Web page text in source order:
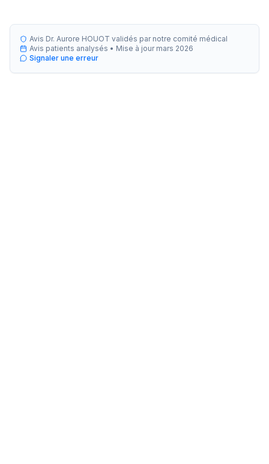
Avis Dr. Aurore HOUOT validés par notre comité médical
Avis patients analysés • Mise à jour mars 2026
Signaler une erreur